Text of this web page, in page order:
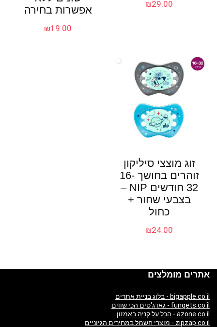
₪29.00
אפשרות בחירה
₪19.00
זוג מוצצי סיליקון
זוהרים בחושך 16-
32 חודשים NIP –
בצבעי שחור +
כחול
₪24.00
אתרים מומלצים
bigapple.co.il - בלוג בניית אתרים
fungets.co.il - גאדג'טים הכי שווים
azone.co.il - הכל על קניה באמזון
zipzap.co.il - מוצרי חשמל במחירים הגיוניים